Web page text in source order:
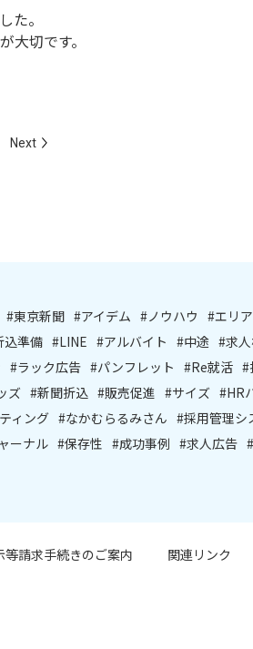
た。
切です。
Next
#東京新聞 #アイデム #ノウハウ #エリ
込準備 #LINE #アルバイト #中途 #求
#ラック広告 #パンフレット #Re就活 #
ズ #新聞折込 #販売促進 #サイズ #HR
ィング #なかむらるみさん #採用管理シ
ーナル #保存性 #成功事例 #求人広告
等請求手続きのご案内 関連リンク